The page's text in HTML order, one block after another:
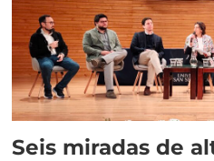
Seis miradas de